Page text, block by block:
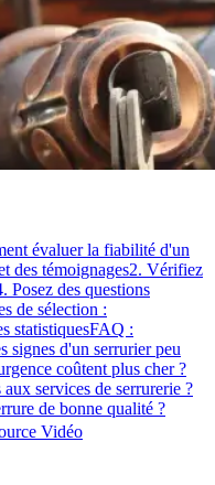
évaluer la fiabilité d'un
des témoignages2. Vérifiez
Posez des questions
de sélection :
statistiquesFAQ :
signes d'un serrurier peu
coûtent plus cher ?
services de serrurerie ?
de bonne qualité ?
Vidéo